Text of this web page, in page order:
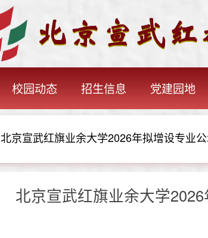
校园动态 招生信息 党建园地
北京宣武红旗业余大学2026年拟增设专业
北京宣武红旗业余大学